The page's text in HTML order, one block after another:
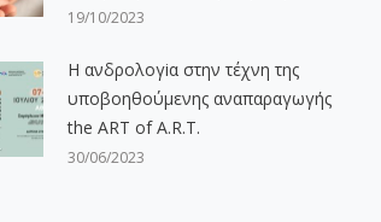
19/10/2023
Η ανδρολογiα στην τέχνη της
υποβοηθούμενης αναπαραγωγής
the ART of A.R.T.
30/06/2023